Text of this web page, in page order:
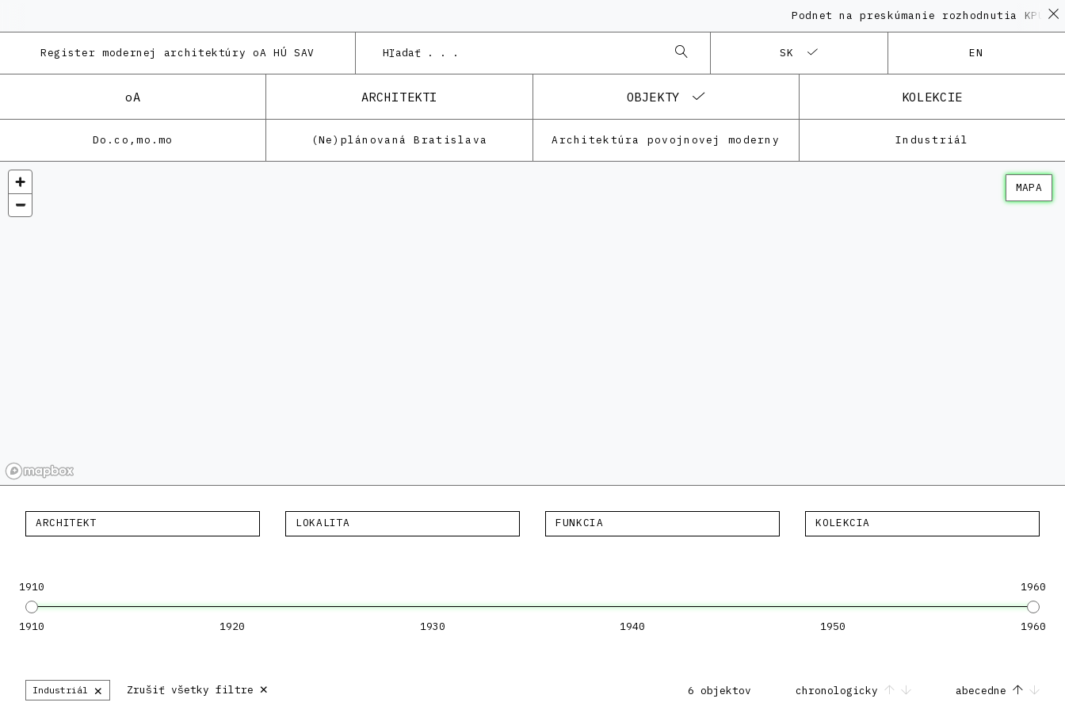
Podnet na preskúmanie rozhodnutia KPÚ
Register modernej architektúry oA HÚ SAV SK EN
oA ARCHITEKTI OBJEKTY KOLEKCIE
Do.co,mo.mo (Ne)plánovaná Bratislava Architektúra povojnovej moderny Industriál
MAPA
ARCHITEKT LOKALITA FUNKCIA KOLEKCIA
1910 1960
1910 1920 1930 1940 1950 1960
Industriál × Zrušiť všetky filtre × 6 objektov chronologicky abecedne